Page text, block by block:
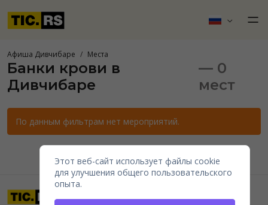
Афиша Дивчибаре Места
Банки крови в
Дивчибаре
— 0
мест
По данным фильтрам нет мероприятий.
Этот веб-сайт использует файлы cookie
для улучшения общего пользовательского
опыта.